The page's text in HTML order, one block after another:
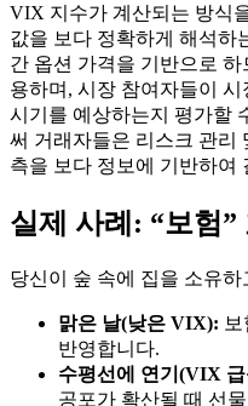
VIX 지수가 계산되는 방식
값을 보다 정확하게 해석하
간 옵션 가격을 기반으로
용하며, 시장 참여자들이
시기를 예상하는지 평가할
써 거래자들은 리스크 관리
측을 보다 정보에 기반하여
실제 사례: “보험”
당신이 숲 속에 집을 소유
맑은 날(낮은 VIX):
반영합니다.
수평선에 연기(VIX
공포가 확산될 때 선